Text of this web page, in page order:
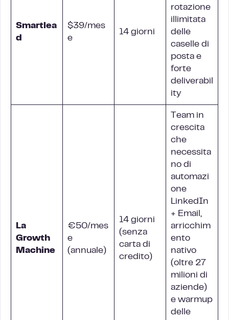
Smartlea
d
$39/mes
e
14 giorni
rotazione
illimitata
delle
caselle di
posta e
forte
deliverabil
ity
La
Growth
Machine
€50/mes
e
(annuale)
14 giorni
(senza
carta di
credito)
Team in
crescita
che
necessita
no di
automazi
one
LinkedIn
+ Email,
arricchim
ento
nativo
(oltre 27
milioni di
aziende)
e warmup
delle